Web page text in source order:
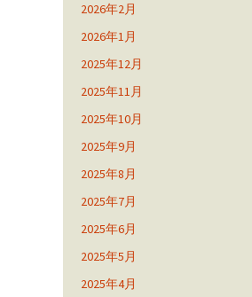
2026年2月
2026年1月
2025年12月
2025年11月
2025年10月
2025年9月
2025年8月
2025年7月
2025年6月
2025年5月
2025年4月